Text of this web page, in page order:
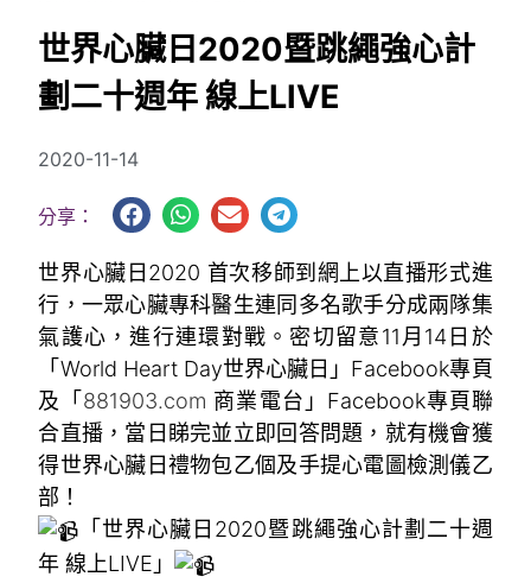
世界心臟日2020暨跳繩強心計
劃二十週年 線上LIVE
2020-11-14
分享：
世界心臟日2020 首次移師到網上以直播形式進
行，一眾心臟專科醫生連同多名歌手分成兩隊集
氣護心，進行連環對戰。密切留意11月14日於
「World Heart Day世界心臟日」Facebook專頁
及「 881903.com 商業電台」Facebook專頁聯
合直播，當日睇完並立即回答問題，就有機會獲
得世界心臟日禮物包乙個及手提心電圖檢測儀乙
部！
「世界心臟日2020暨跳繩強心計劃二十週
年 線上LIVE」